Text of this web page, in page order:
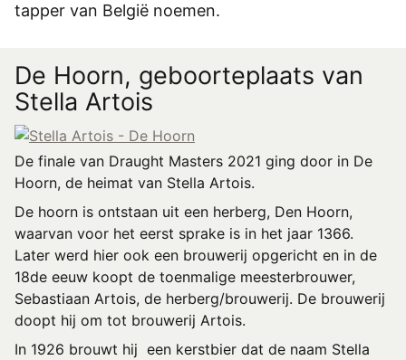
tapper van België noemen.
De Hoorn, geboorteplaats van
Stella Artois
De finale van Draught Masters 2021 ging door in De
Hoorn, de heimat van Stella Artois.
De hoorn is ontstaan uit een herberg, Den Hoorn,
waarvan voor het eerst sprake is in het jaar 1366.
Later werd hier ook een brouwerij opgericht en in de
18de eeuw koopt de toenmalige meesterbrouwer,
Sebastiaan Artois, de herberg/brouwerij. De brouwerij
doopt hij om tot brouwerij Artois.
In 1926 brouwt hij een kerstbier dat de naam Stella